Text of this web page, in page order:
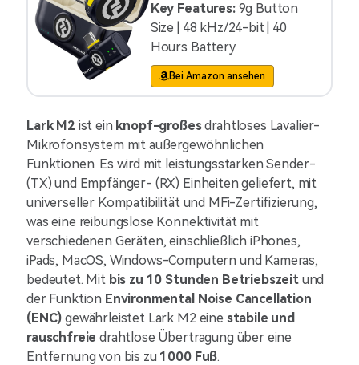
Key Features: 9g Button
Size | 48 kHz/24-bit | 40
Hours Battery
Bei Amazon ansehen
Lark M2 ist ein knopf-großesdrahtloses Lavalier-
Mikrofonsystem mit außergewöhnlichen
Funktionen. Es wird mit leistungsstarken Sender-
(TX) und Empfänger- (RX) Einheiten geliefert, mit
universeller Kompatibilitätund MFi-Zertifizierung,
was eine reibungslose Konnektivität mit
verschiedenen Geräten, einschließlich iPhones,
iPads, MacOS, Windows-Computern und Kameras,
bedeutet. Mit bis zu 10 Stunden Betriebszeitund
der Funktion Environmental Noise Cancellation
(ENC) gewährleistet Lark M2 eine stabile und
rauschfreie drahtlose Übertragung über eine
Entfernung von bis zu 1000 Fuß.